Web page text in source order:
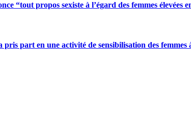
“tout propos sexiste à l’égard des femmes
pris part en une activité de sensibilisation des femmes